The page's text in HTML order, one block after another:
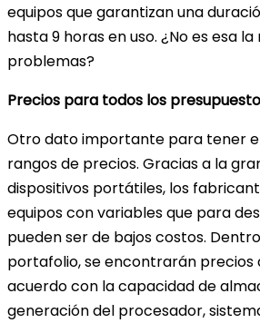
equipos que garantizan una
hasta 9 horas en uso. ¿No es esa
problemas?
Precios para todos los
Otro dato importante para tener
rangos de precios. Gracias a la
dispositivos portátiles, los
equipos con variables que para
pueden ser de bajos costos.
portafolio, se encontrarán precios
acuerdo con la capacidad de
generación del procesador,